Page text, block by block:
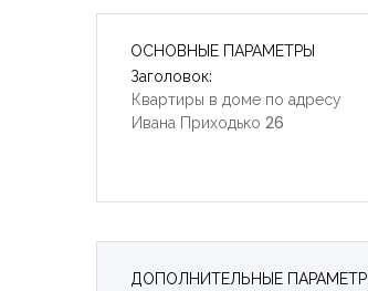
ОСНОВНЫЕ ПАРАМЕТРЫ
Заголовок:
Квартиры в доме по адресу
Ивана Приходько 26
ДОПОЛНИТЕЛЬНЫЕ